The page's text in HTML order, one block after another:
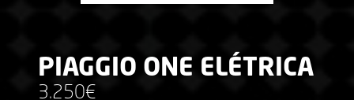
PIAGGIO ONE ELÉTRICA
3.250€